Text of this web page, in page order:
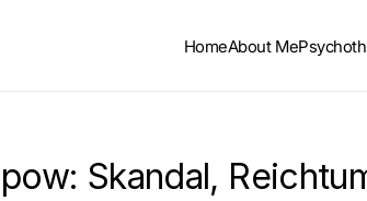
Skandal,
HomeAbout Me